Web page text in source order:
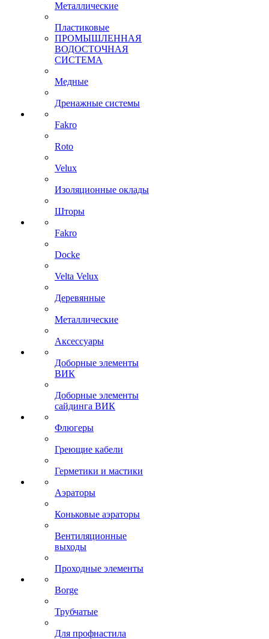
Металлические
Пластиковые
ПРОМЫШЛЕННАЯ
ВОДОСТОЧНАЯ
СИСТЕМА
Медные
Дренажные системы
Fakro
Roto
Velux
Изоляционные оклады
Шторы
Fakro
Docke
Velta Velux
Деревянные
Металлические
Аксессуары
Доборные элементы
ВИК
Доборные элементы
сайдинга ВИК
Флюгеры
Греющие кабели
Герметики и мастики
Аэраторы
Коньковые аэраторы
Вентиляционные
выходы
Проходные элементы
Borge
Трубчатые
Для профнастила